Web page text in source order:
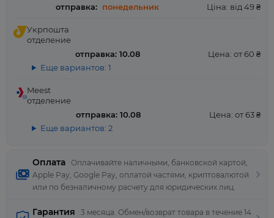
Оплата
Оплачивайте наличными, банковской картой,
Apple Pay, Google Pay, оплатой частями, криптовалютой
или по безналичному расчету для юридических лиц.
отправка: понедельник Ціна: від 49 ₴
Укрпошта
отделение
отправка: 10.08
Цена: от 60 ₴
Еще вариантов: 1
Meest
отделение
отправка: 10.08
Цена: от 63 ₴
Еще вариантов: 2
Гарантия
3 месяца. Обмен/возврат товара в течение 14